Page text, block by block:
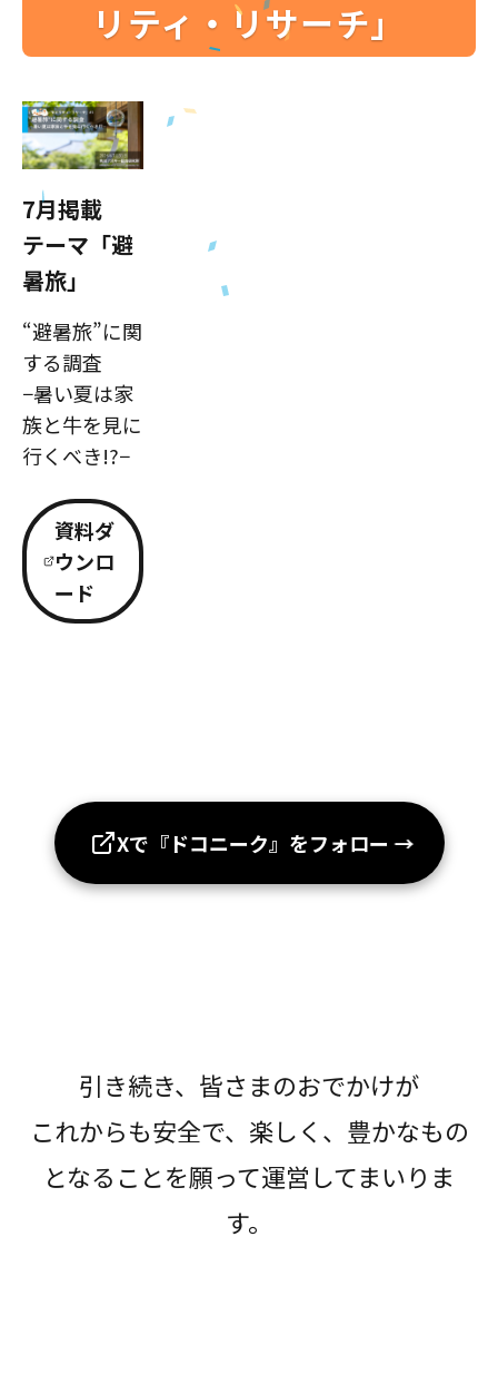
リティ・リサーチ」
7月掲載
テーマ「避
暑旅」
“避暑旅”に関
する調査
−暑い夏は家
族と牛を見に
行くべき!?−
資料ダ
ウンロ
ード
Xで『ドコニーク』をフォロー →
引き続き、皆さまのおでかけが
これからも安全で、楽しく、豊かなもの
となることを願って運営してまいりま
す。